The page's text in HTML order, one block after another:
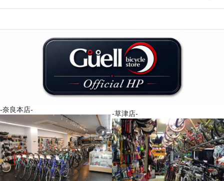
-奈良本店- -草津店-